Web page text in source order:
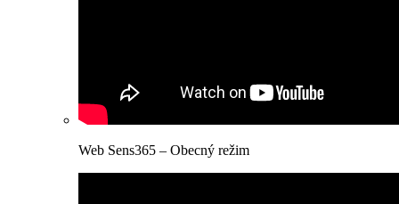
Web Sens365 – Obecný režim